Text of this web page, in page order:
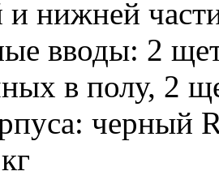
и нижней
вводы: 2
в полу, 2
черный